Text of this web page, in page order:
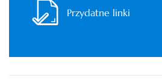
Przydatne linki